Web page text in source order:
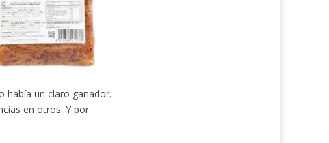
había un claro ganador.
en otros. Y por